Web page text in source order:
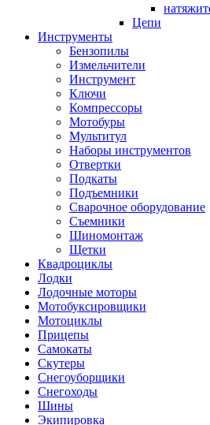
Цепи
Инструменты
Бензопилы
Измельчители
Инструмент
Ключи
Компрессоры
Мотобуры
Мультитул
Наборы инструментов
Отвертки
Подкаты
Подъемники
Сварочное оборудование
Съемники
Шиномонтаж
Щетки
Квадроциклы
Лодки
Лодочные моторы
Мотобуксировщики
Мотоциклы
Прицепы
Самокаты
Скутеры
Снегоуборщики
Снегоходы
Шины
Экипировка